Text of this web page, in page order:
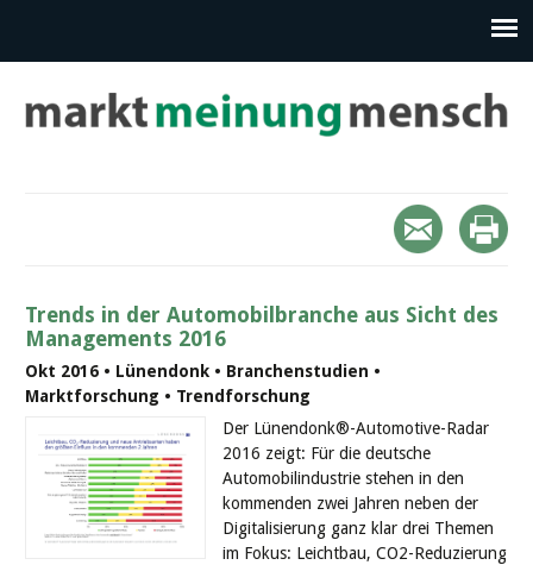
Trends in der Automobilbranche aus Sicht des
Managements 2016
Okt 2016 • Lünendonk • Branchenstudien •
Marktforschung • Trendforschung
Der Lünendonk®-Automotive-Radar
2016 zeigt: Für die deutsche
Automobilindustrie stehen in den
kommenden zwei Jahren neben der
Digitalisierung ganz klar drei Themen
im Fokus: Leichtbau, CO2-Reduzierung